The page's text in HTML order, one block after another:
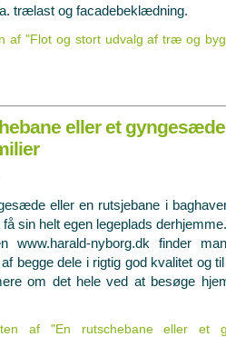
trælast og facadebeklædning.
af "Flot og stort udvalg af træ og
eller et
eller en rutsjebane i
sin helt egen legeplads
www.harald-nyborg.dk finder
begge dele i rigtig god kvalitet og
om det hele ved at besøge
af "En rutschebane eller et